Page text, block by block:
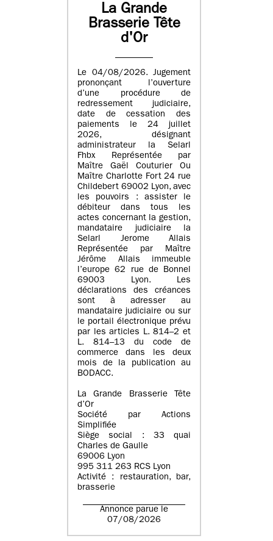
La Grande
Brasserie Tête
d'Or
Le 04/08/2026. Jugement
prononçant l’ouverture
d’une procédure de
redressement judiciaire,
date de cessation des
paiements le 24 juillet
2026, désignant
administrateur la Selarl
Fhbx Représentée par
Maître Gaël Couturier Ou
Maître Charlotte Fort 24 rue
Childebert 69002 Lyon, avec
les pouvoirs : assister le
débiteur dans tous les
actes concernant la gestion,
mandataire judiciaire la
Selarl Jerome Allais
Représentée par Maître
Jérôme Allais immeuble
l’europe 62 rue de Bonnel
69003 Lyon. Les
déclarations des créances
sont à adresser au
mandataire judiciaire ou sur
le portail électronique prévu
par les articles L. 814–2 et
L. 814–13 du code de
commerce dans les deux
mois de la publication au
BODACC.
La Grande Brasserie Tête
d’Or
Société par Actions
Simplifiée
Siège social : 33 quai
Charles de Gaulle
69006 Lyon
995 311 263 RCS Lyon
Activité : restauration, bar,
brasserie
Annonce parue le
07/08/2026